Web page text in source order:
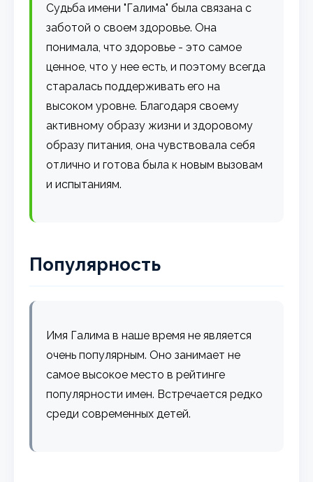
Судьба имени "Галима" была связана с
заботой о своем здоровье. Она
понимала, что здоровье - это самое
ценное, что у нее есть, и поэтому всегда
старалась поддерживать его на
высоком уровне. Благодаря своему
активному образу жизни и здоровому
образу питания, она чувствовала себя
отлично и готова была к новым вызовам
и испытаниям.
Популярность
Имя Галима в наше время не является
очень популярным. Оно занимает не
самое высокое место в рейтинге
популярности имен. Встречается редко
среди современных детей.